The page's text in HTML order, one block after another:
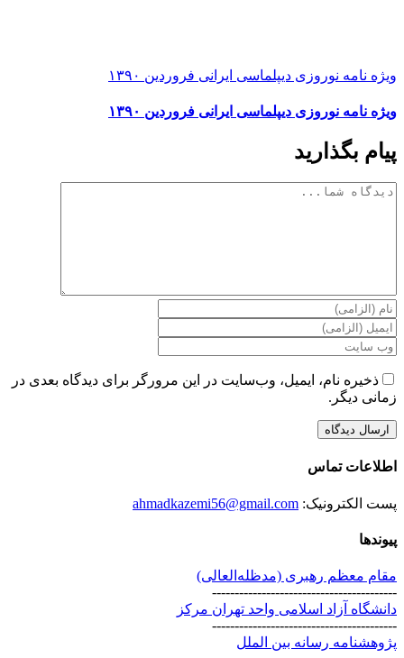
ویژه نامه نوروزی دیپلماسی ایرانی فروردین ۱۳۹۰
ویژه نامه نوروزی دیپلماسی ایرانی فروردین ۱۳۹۰
پیام بگذارید
دیدگاه
ذخیره نام، ایمیل، وب‌سایت در این مرورگر برای دیدگاه بعدی در
زمانی دیگر.
اطلاعات تماس
پست الکترونیک: ahmadkazemi56@gmail.com
پیوندها
مقام معظم رهبری (مد‌ظله‌العالی)
-----------------------------------------
دانشگاه آزاد اسلامی واحد تهران مرکز
-----------------------------------------
پژوهشنامه رسانه بین الملل